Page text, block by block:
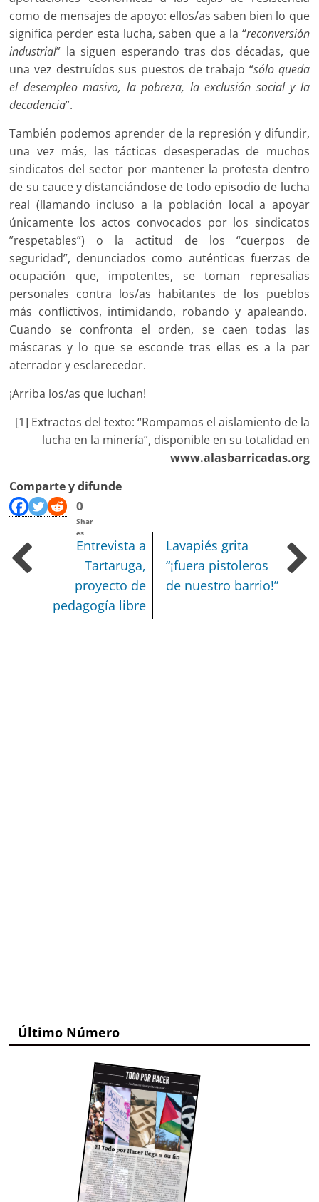
como de mensajes de apoyo: ellos/as saben bien lo que
significa perder esta lucha, saben que a la “reconversión
industrial” la siguen esperando tras dos décadas, que
una vez destruídos sus puestos de trabajo “sólo queda
el desempleo masivo, la pobreza, la exclusión social y la
decadencia”.
También podemos aprender de la represión y difundir,
una vez más, las tácticas desesperadas de muchos
sindicatos del sector por mantener la protesta dentro
de su cauce y distanciándose de todo episodio de lucha
real (llamando incluso a la población local a apoyar
únicamente los actos convocados por los sindicatos
”respetables”) o la actitud de los “cuerpos de
seguridad”, denunciados como auténticas fuerzas de
ocupación que, impotentes, se toman represalias
personales contra los/as habitantes de los pueblos
más conflictivos, intimidando, robando y apaleando.
Cuando se confronta el orden, se caen todas las
máscaras y lo que se esconde tras ellas es a la par
aterrador y esclarecedor.
¡Arriba los/as que luchan!
[1] Extractos del texto: “Rompamos el aislamiento de la
lucha en la minería”, disponible en su totalidad en
www.alasbarricadas.org
Comparte y difunde
0
Shar
es
Entrevista a
Tartaruga,
proyecto de
pedagogía libre
Lavapiés grita
“¡fuera pistoleros
de nuestro barrio!”
Último Número